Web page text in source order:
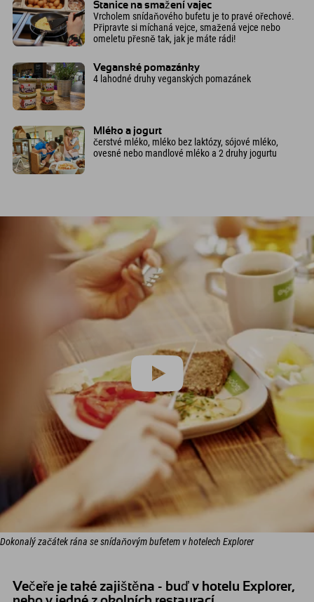
Stanice na smažení vajec
Vrcholem snídaňového bufetu je to pravé ořechové.
Připravte si míchaná vejce, smažená vejce nebo
omeletu přesně tak, jak je máte rádi!
Veganské pomazánky
4 lahodné druhy veganských pomazánek
Mléko a jogurt
čerstvé mléko, mléko bez laktózy, sójové mléko,
ovesné nebo mandlové mléko a 2 druhy jogurtu
Dokonalý začátek rána se snídaňovým bufetem v hotelech Explorer
Večeře je také zajištěna - buď v hotelu Explorer,